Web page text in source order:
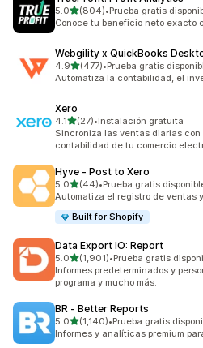
5.0de 5 estrellas
(804)
804 reseñas en total
•Prueba gratis
Conoce tu beneficio neto exacto
Webgility x QuickBooks
4.9de 5 estrellas
(477)
477 reseñas en total
•Prueba gratis
Automatiza la contabilidad, el
Xero
4.1de 5 estrellas
(27)
27 reseñas en total
•Instalación gratuita
Sincroniza las ventas diarias con
contabilidad de tu comercio
Hyve ‑ Post to Xero
5.0de 5 estrellas
(44)
44 reseñas en total
•Prueba gratis
Automatiza el registro de ventas
Built for Shopify
Data Export IO: Report
5.0de 5 estrellas
(1,901)
1901 reseñas en total
•Prueba gratis
Informes predeterminados y
programa y mucho más.
BR ‑ Better Reports
5.0de 5 estrellas
(1,140)
1140 reseñas en total
•Prueba gratis
Informes y analíticas premium